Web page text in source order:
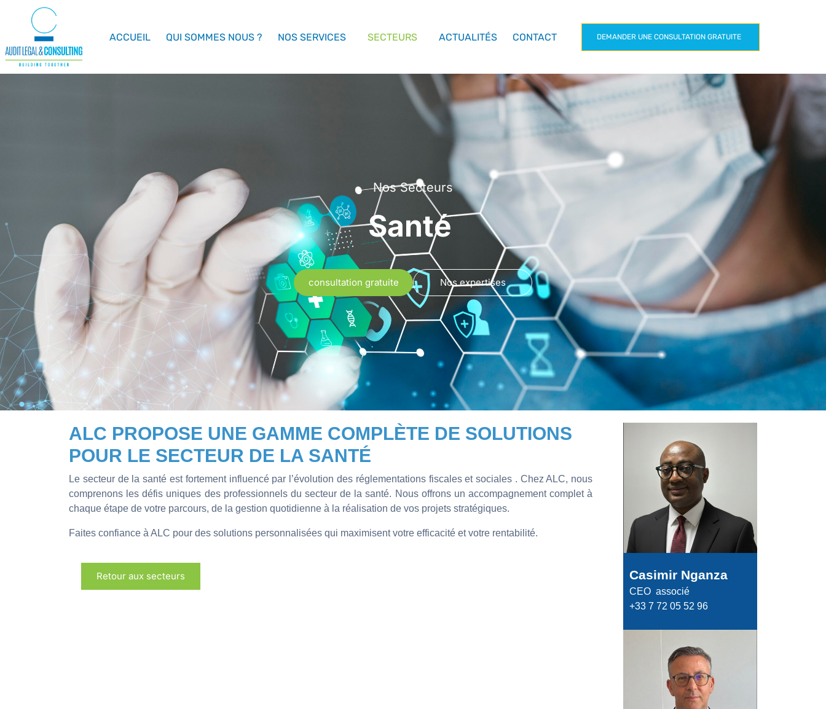
ACCUEIL QUI SOMMES NOUS ? NOS SERVICES SECTEURS ACTUALITÉS CONTACT DEMANDER UNE CONSULTATION GRATUITE
Nos Secteurs
Santé
consultation gratuite Nos expertises
ALC PROPOSE UNE GAMME COMPLÈTE DE SOLUTIONS
POUR LE SECTEUR DE LA SANTÉ
Le secteur de la santé est fortement influencé par l’évolution des réglementations fiscales et sociales . Chez ALC, nous
comprenons les défis uniques des professionnels du secteur de la santé. Nous offrons un accompagnement complet à
chaque étape de votre parcours, de la gestion quotidienne à la réalisation de vos projets stratégiques.
Faites confiance à ALC pour des solutions personnalisées qui maximisent votre efficacité et votre rentabilité.
Retour aux secteurs Casimir Nganza
CEO associé
+33 7 72 05 52 96